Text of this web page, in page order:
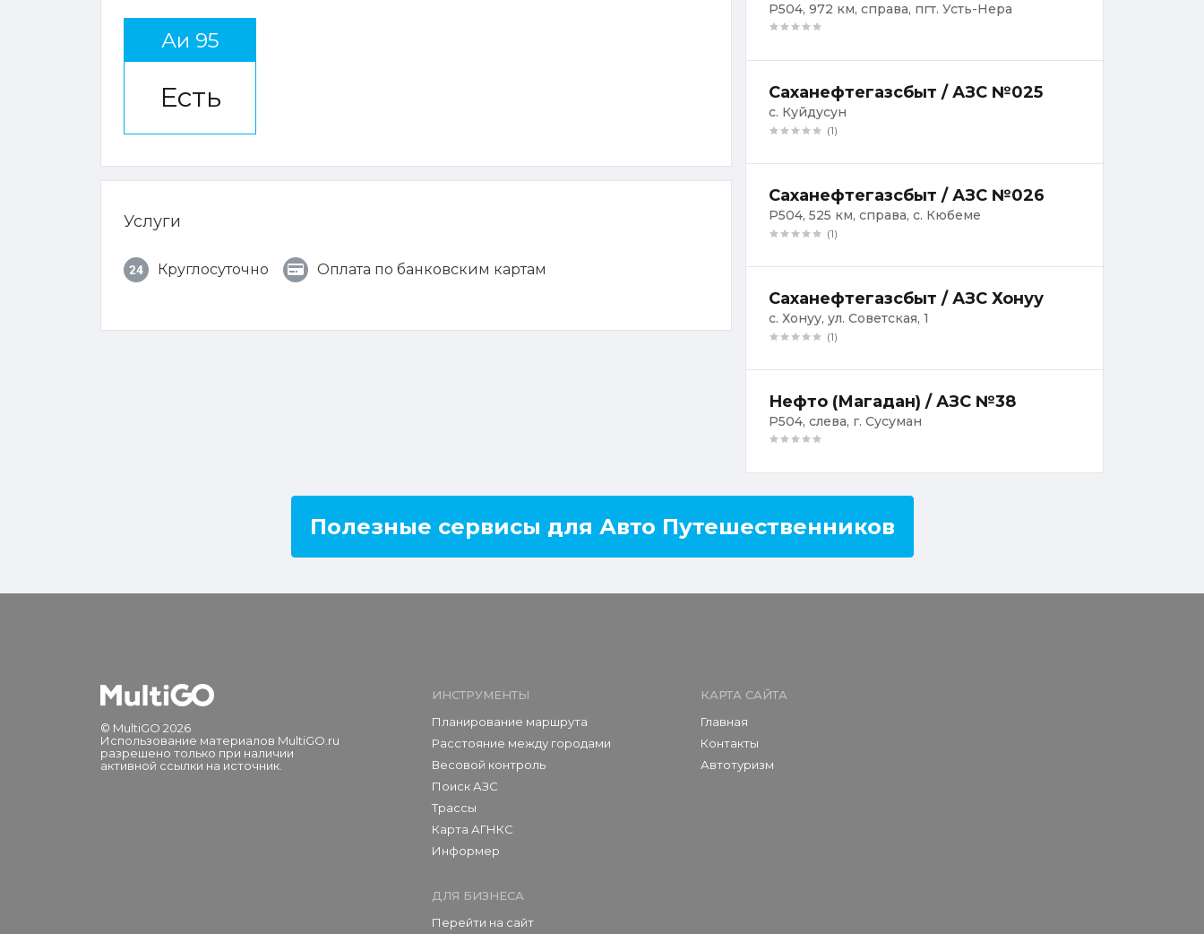
Аи 95
Есть
Услуги
Круглосуточно Оплата по банковским картам
Р504, 972 км, справа, пгт. Усть-Нера
Саханефтегазсбыт / АЗС №025
с. Куйдусун
(1)
Саханефтегазсбыт / АЗС №026
Р504, 525 км, справа, с. Кюбеме
(1)
Саханефтегазсбыт / АЗС Хонуу
с. Хонуу, ул. Советская, 1
(1)
Нефто (Магадан) / АЗС №38
Р504, слева, г. Сусуман
Полезные сервисы для Авто Путешественников
© MultiGO 2026
Использование материалов MultiGO.ru
разрешено только при наличии
активной ссылки на источник.
ИНСТРУМЕНТЫ
Планирование маршрута
Расстояние между городами
Весовой контроль
Поиск АЗС
Трассы
Карта АГНКС
Информер
ДЛЯ БИЗНЕСА
Перейти на сайт
КАРТА САЙТА
Главная
Контакты
Автотуризм